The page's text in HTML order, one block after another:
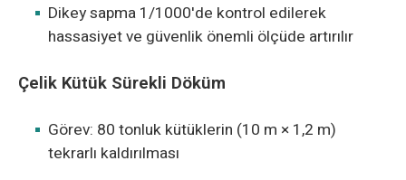
Dikey sapma 1/1000'de kontrol edilerek
hassasiyet ve güvenlik önemli ölçüde artırılır
Çelik Kütük Sürekli Döküm
Görev: 80 tonluk kütüklerin (10 m × 1,2 m)
tekrarlı kaldırılması